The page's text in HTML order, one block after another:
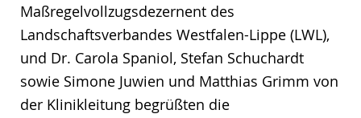
Maßregelvollzugsdezernent des
Landschaftsverbandes Westfalen-Lippe (LWL),
und Dr. Carola Spaniol, Stefan Schuchardt
sowie Simone Juwien und Matthias Grimm von
der Klinikleitung begrüßten die